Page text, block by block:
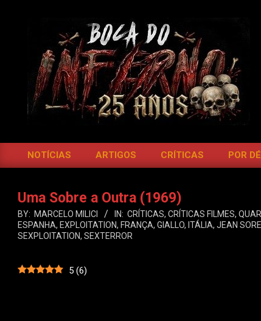
BOCA
DO
Primary
Menu
NOTÍCIAS ARTIGOS CRÍTICAS POR
Uma Sobre a Outra (1969)
BY: MARCELO MILICI IN: CRÍTICAS, CRÍTICAS FILMES,
ESPANHA, EXPLOITATION, FRANÇA, GIALLO, ITÁLIA, JEAN SOREL
SEXPLOITATION, SEXTERROR
5 (6)